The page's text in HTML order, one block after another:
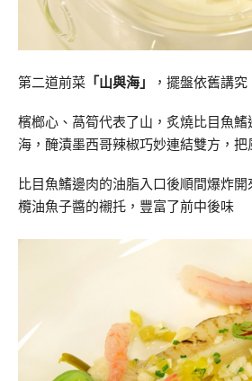
第二道前菜 「山與海」 ，擺盤依舊講究
檳榔心、萵筍代表了山，炙燒比目魚
海，醃漬墨西哥辣椒巧妙連結雙方，
比目魚鰭邊肉的油脂入口後順間爆炸
欖油魚子醬的襯托，豐富了前中後味